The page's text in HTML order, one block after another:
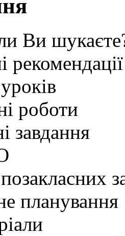
Ви
рекомендації
роботи
завдання
планування